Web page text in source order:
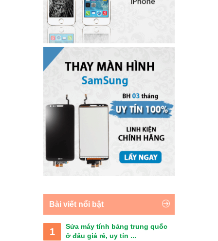
Bài viết nổi bật
1
Sửa máy tính bảng trung quốc
ở đâu giá rẻ, uy tín ...